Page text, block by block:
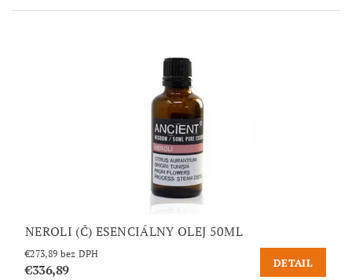
NEROLI (Č) ESENCIÁLNY OLEJ 50ML
€273,89 bez DPH
€336,89 DETAIL